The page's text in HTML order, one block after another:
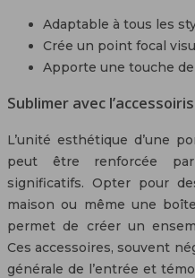
Adaptable à tous les
Crée un point focal
Apporte une touche
Sublimer avec
L’unité esthétique d’une
peut être renforcée
significatifs. Opter pour
maison ou même une
permet de créer un
Ces accessoires, souvent
générale de l’entrée et